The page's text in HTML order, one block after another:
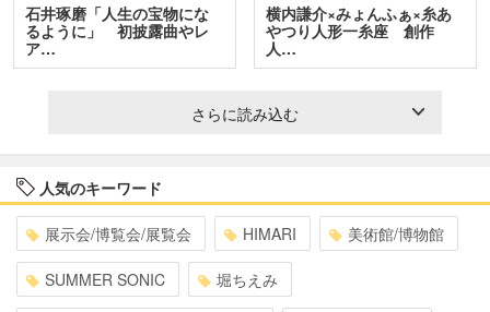
石井琢磨「人生の宝物にな
るように」 初披露曲やレ
ア…
横内謙介×みょんふぁ×糸あ
やつり人形一糸座 創作
人…
さらに読み込む
人気のキーワード
展示会/博覧会/展覧会 HIMARI 美術館/博物館
SUMMER SONIC 堀ちえみ